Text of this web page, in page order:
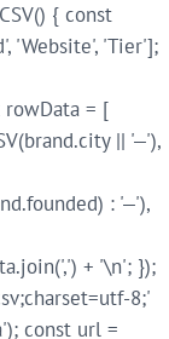
{ const
'Website', 'Tier'];
rowData = [
|| '—'),
: '—'),
+ '\n'; });
8;'
const url =